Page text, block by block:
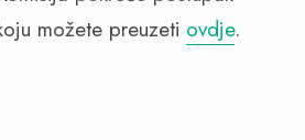
možete preuzeti ovdje.